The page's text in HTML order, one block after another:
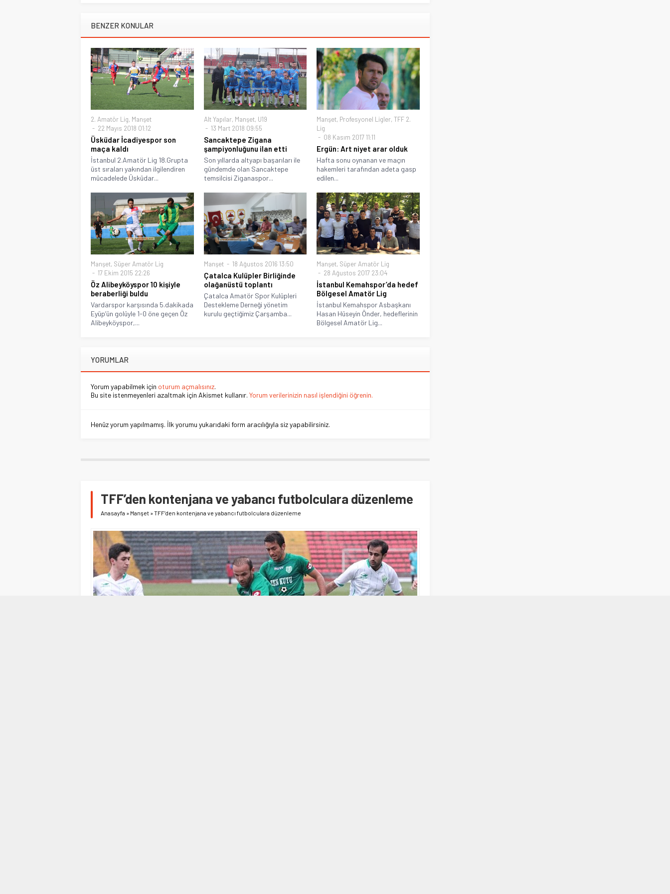
BENZER KONULAR
2. Amatör Lig, Manşet
22 Mayıs 2018 01:12
Üsküdar İcadiyespor son
maça kaldı
İstanbul 2.Amatör Lig 18.Grupta
üst sıraları yakından ilgilendiren
mücadelede Üsküdar...
Alt Yapılar, Manşet, U19
13 Mart 2018 09:55
Sancaktepe Zigana
şampiyonluğunu ilan etti
Son yıllarda altyapı başarıları ile
gündemde olan Sancaktepe
temsilcisi Ziganaspor...
Manşet, Profesyonel Ligler,TFF 2.
Lig
08 Kasım 2017 11:11
Ergün: Art niyet arar olduk
Hafta sonu oynanan ve maçın
hakemleri tarafından adeta gasp
edilen...
Manşet, Süper Amatör Lig
17 Ekim 2015 22:26
Öz Alibeyköyspor 10 kişiyle
beraberliği buldu
Vardarspor karşısında 5.dakikada
Eyüp’ün golüyle 1-0 öne geçen Öz
Alibeyköyspor,...
Manşet 18 Ağustos 2016 13:50
Çatalca Kulüpler Birliğinde
olağanüstü toplantı
Çatalca Amatör Spor Kulüpleri
Destekleme Derneği yönetim
kurulu geçtiğimiz Çarşamba...
Manşet, Süper Amatör Lig
28 Ağustos 2017 23:04
İstanbul Kemahspor’da hedef
Bölgesel Amatör Lig
İstanbul Kemahspor Asbaşkanı
Hasan Hüseyin Önder, hedeflerinin
Bölgesel Amatör Lig...
YORUMLAR
Yorum yapabilmek için oturum açmalısınız.
Bu site istenmeyenleri azaltmak için Akismet kullanır. Yorum verilerinizin nasıl işlendiğini öğrenin.
Henüz yorum yapılmamış. İlk yorumu yukarıdaki form aracılığıyla siz yapabilirsiniz.
TFF’den kontenjana ve yabancı futbolculara düzenleme
Anasayfa » Manşet »TFF’den kontenjana ve yabancı futbolculara düzenleme